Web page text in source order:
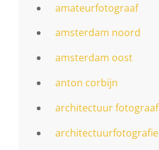
amateurfotograaf
amsterdam noord
amsterdam oost
anton corbijn
architectuur fotograaf
architectuurfotografie